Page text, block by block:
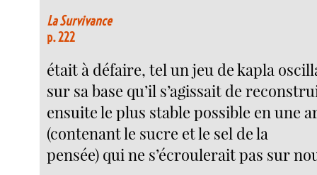
La Survivance
p. 222
était à défaire, tel un jeu de kapla
sur sa base qu’il s’agissait de
ensuite le plus stable possible en une
(contenant le sucre et le sel de la
pensée) qui ne s’écroulerait pas sur